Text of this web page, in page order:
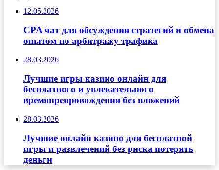
12.05.2026
CPA чат для обсуждения стратегий и обмена
опытом по арбитражу трафика
28.03.2026
Лучшие игры казино онлайн для
бесплатного и увлекательного
времяпрепровождения без вложений
28.03.2026
Лучшие онлайн казино для бесплатной
игры и развлечений без риска потерять
деньги